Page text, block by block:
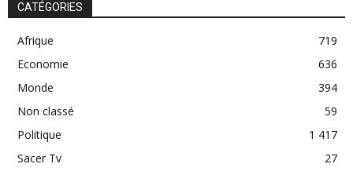
CATÉGORIES
Afrique
719
Economie
636
Monde
394
Non classé
59
Politique
1 417
Sacer Tv
27